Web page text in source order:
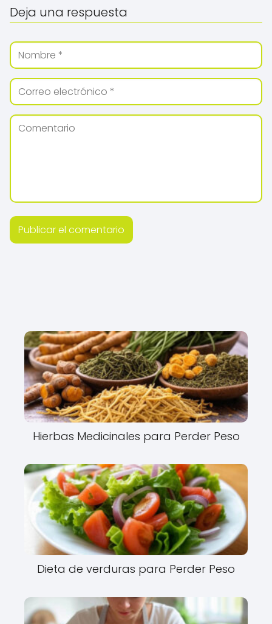
Deja una respuesta
Hierbas Medicinales para Perder Peso
Dieta de verduras para Perder Peso